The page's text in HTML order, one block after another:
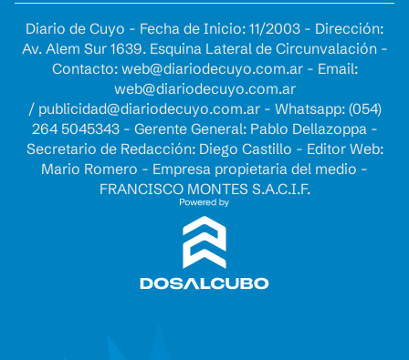
Diario de Cuyo - Fecha de Inicio: 11/2003 - Dirección:
Av. Alem Sur 1639. Esquina Lateral de Circunvalación -
Contacto: web@diariodecuyo.com.ar- Email:
web@diariodecuyo.com.ar
/ publicidad@diariodecuyo.com.ar- Whatsapp: (054)
264 5045343 - Gerente General: Pablo Dellazoppa -
Secretario de Redacción: Diego Castillo - Editor Web:
Mario Romero - Empresa propietaria del medio -
FRANCISCO MONTES S.A.C.I.F.